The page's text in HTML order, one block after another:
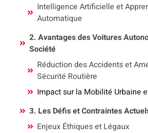
Intelligence Artificielle et
Automatique
2. Avantages des Voitures
Société
Réduction des Accidents et
Sécurité Routière
Impact sur la Mobilité Urbaine
3. Les Défis et Contraintes
Enjeux Éthiques et Légaux